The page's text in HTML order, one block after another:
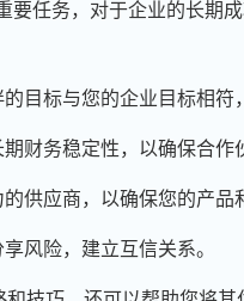
要任务，对于企业的长期
目标与您的企业目标相符
财务稳定性，以确保合作
供应商，以确保您的产品
风险，建立互信关系。